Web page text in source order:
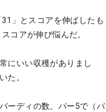
」とスコアを伸ばしたも
コアが伸び悩んだ。
にいい収穫がありまし
た。
ーディの数。パー5で（バ